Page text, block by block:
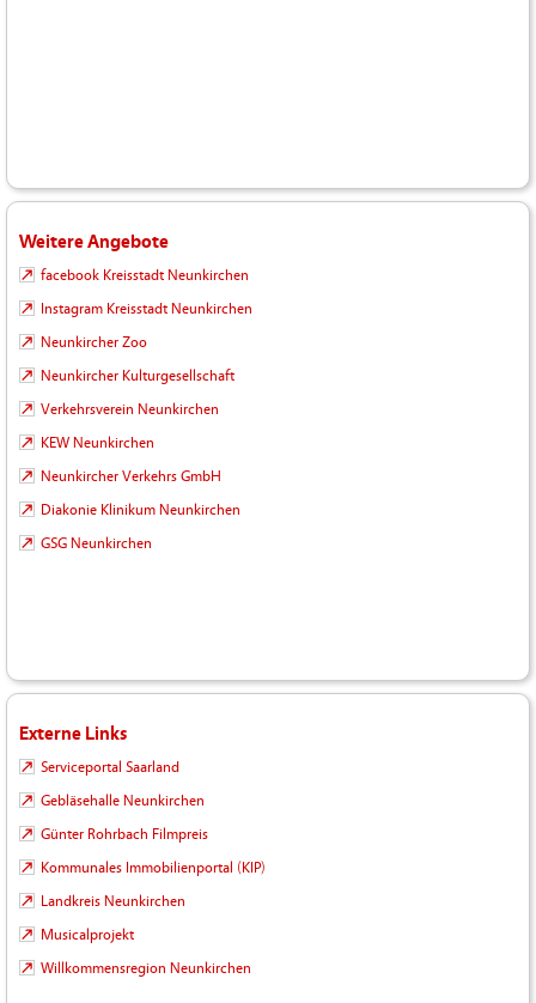
Weitere Angebote
facebook Kreisstadt Neunkirchen
Instagram Kreisstadt Neunkirchen
Neunkircher Zoo
Neunkircher Kulturgesellschaft
Verkehrsverein Neunkirchen
KEW Neunkirchen
Neunkircher Verkehrs GmbH
Diakonie Klinikum Neunkirchen
GSG Neunkirchen
Externe Links
Serviceportal Saarland
Gebläsehalle Neunkirchen
Günter Rohrbach Filmpreis
Kommunales Immobilienportal (KIP)
Landkreis Neunkirchen
Musicalprojekt
Willkommensregion Neunkirchen